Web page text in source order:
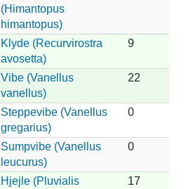
(Himantopus
himantopus)
Klyde (Recurvirostra
avosetta)
9
Vibe (Vanellus
vanellus)
22
Steppevibe (Vanellus
gregarius)
0
Sumpvibe (Vanellus
leucurus)
0
Hjejle (Pluvialis
17